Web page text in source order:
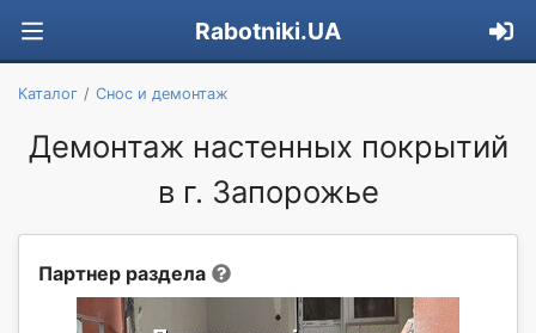
Rabotniki.UA
Каталог Снос и демонтаж
Демонтаж настенных покрытий
в г. Запорожье
Партнер раздела